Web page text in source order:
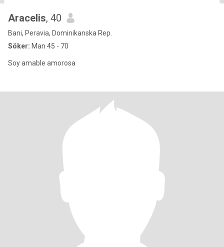
Aracelis, 40
Bani, Peravia, Dominikanska Rep.
Söker: Man 45 - 70
Soy amable amorosa